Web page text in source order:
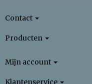
Contact
Producten
Mijn account
Klantenservice